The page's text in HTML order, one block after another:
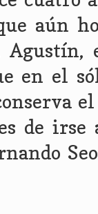
aún
en el
de